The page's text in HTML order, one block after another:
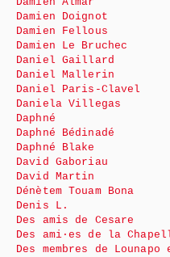
Damien Doignot
Damien Fellous
Damien Le Bruchec
Daniel Gaillard
Daniel Mallerin
Daniel Paris-Clavel
Daniela Villegas
Daphné
Daphné Bédinadé
Daphné Blake
David Gaboriau
David Martin
Dénètem Touam Bona
Denis L.
Des amis de Cesare
Des ami·es de la
Des membres de